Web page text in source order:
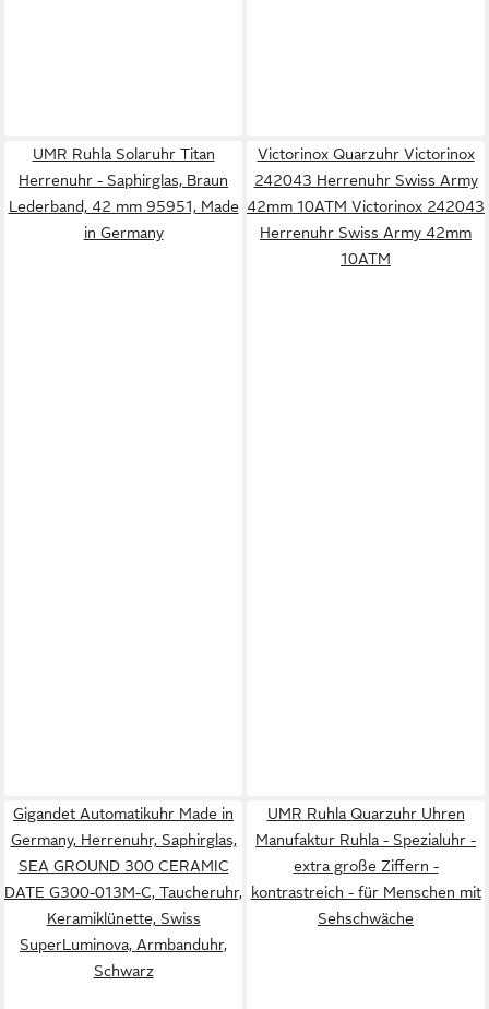
UMR Ruhla Solaruhr Titan
Herrenuhr - Saphirglas, Braun
Lederband, 42 mm 95951, Made
in Germany
Victorinox Quarzuhr Victorinox
242043 Herrenuhr Swiss Army
42mm 10ATM Victorinox 242043
Herrenuhr Swiss Army 42mm
10ATM
Gigandet Automatikuhr Made in
Germany, Herrenuhr, Saphirglas,
SEA GROUND 300 CERAMIC
DATE G300-013M-C, Taucheruhr,
Keramiklünette, Swiss
SuperLuminova, Armbanduhr,
Schwarz
UMR Ruhla Quarzuhr Uhren
Manufaktur Ruhla - Spezialuhr -
extra große Ziffern -
kontrastreich - für Menschen mit
Sehschwäche